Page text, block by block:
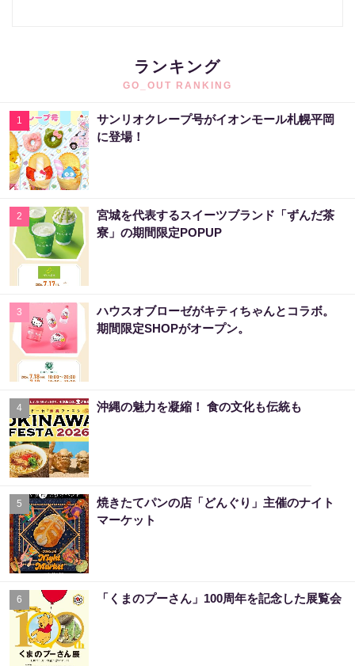
ランキング
GO_OUT RANKING
1
サンリオクレープ号がイオンモール札幌平岡
に登場！
2
宮城を代表するスイーツブランド「ずんだ茶
寮」の期間限定POPUP
3
ハウスオブローゼがキティちゃんとコラボ。
期間限定SHOPがオープン。
4 沖縄の魅力を凝縮！ 食の文化も伝統も
5
焼きたてパンの店「どんぐり」主催のナイト
マーケット
6 「くまのプーさん」100周年を記念した展覧会